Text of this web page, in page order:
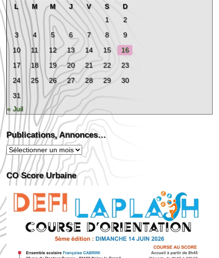
L
M M J V S
D
1
2
3
4 5 6 7 8
9
10
11 12 13 14 15
16
17
18 19 20 21 22
23
24
25 26 27 28 29
30
31
« Juil
Publications, Annonces…
Publications,
Annonces…
CO Score Urbaine